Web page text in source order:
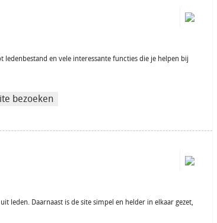
ledenbestand en vele interessante functies die je helpen bij
bezoeken
leden. Daarnaast is de site simpel en helder in elkaar gezet,